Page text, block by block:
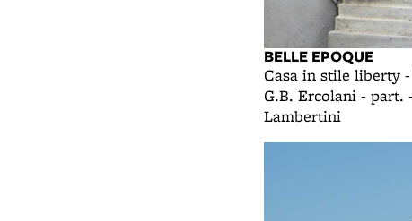
BELLE EPOQUE
Casa in stile liberty
G.B. Ercolani - part.
Lambertini